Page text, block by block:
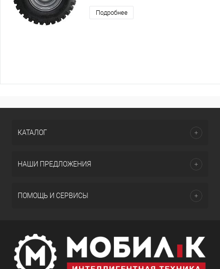
Подробнее
КАТАЛОГ
НАШИ ПРЕДЛОЖЕНИЯ
ПОМОЩЬ И СЕРВИСЫ